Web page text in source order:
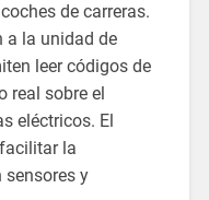
de carreras.
a la unidad de
leer códigos de
real sobre el
eléctricos. El
la
y